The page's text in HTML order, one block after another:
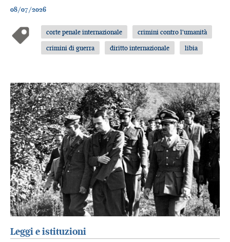
08/07/2026
corte penale internazionale
crimini contro l'umanità
crimini di guerra
diritto internazionale libia
Leggi e istituzioni